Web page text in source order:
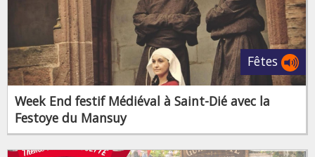
Fêtes
Week End festif Médiéval à Saint-Dié avec la
Festoye du Mansuy